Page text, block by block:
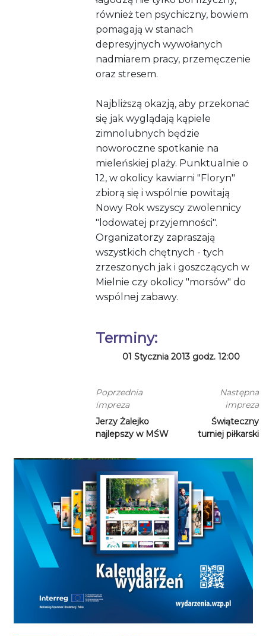
również ten psychiczny, bowiem
pomagają w stanach
depresyjnych wywołanych
nadmiarem pracy, przemęczenie
oraz stresem.
Najbliższą okazją, aby przekonać
się jak wyglądają kąpiele
zimnolubnych będzie
noworoczne spotkanie na
mieleńskiej plaży. Punktualnie o
12, w okolicy kawiarni "Floryn"
zbiorą się i wspólnie powitają
Nowy Rok wszyscy zwolennicy
"lodowatej przyjemności".
Organizatorzy zapraszają
wszystkich chętnych - tych
zrzeszonych jak i goszczących w
Mielnie czy okolicy "morsów" do
wspólnej zabawy.
Terminy:
01 Stycznia 2013 godz. 12:00
Poprzednia
impreza
Jerzy Żalejko
najlepszy w MŚW
Następna
impreza
Świąteczny
turniej piłkarski